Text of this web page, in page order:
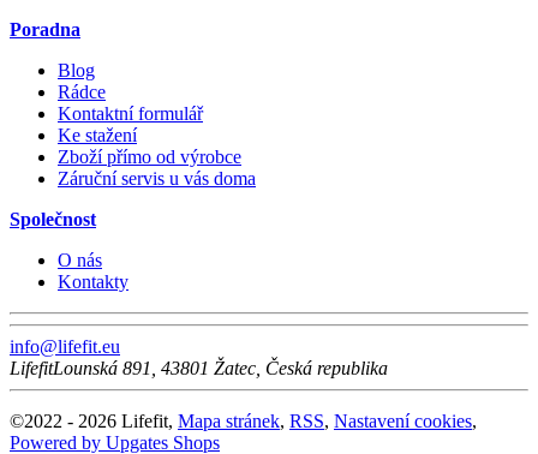
Poradna
Blog
Rádce
Kontaktní formulář
Ke stažení
Zboží přímo od výrobce
Záruční servis u vás doma
Společnost
O nás
Kontakty
info@lifefit.eu
LifefitLounská 891 43801 Žatec Česká republika
©2022 - 2026 Lifefit, Mapa stránek, RSS, Nastavení cookies,
Powered by Upgates Shops